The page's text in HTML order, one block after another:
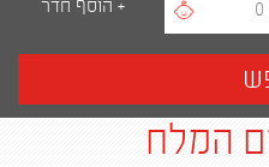
0 + הוסף חדר
המלח